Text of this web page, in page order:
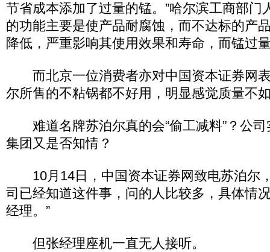
节省成本添加了过量的锰。”哈尔滨工商部门
的功能主要是使产品耐腐蚀，而不达标的产
降低，严重影响其使用效果和寿命，而锰过
而北京一位消费者亦对中国资本证券网表
尔所售的不粘锅都不好用，明显感觉质量不
难道名牌苏泊尔真的会“偷工减料”？公司
集团又是否知情？
10月14日，中国资本证券网致电苏泊尔
司已经知道这件事，问的人比较多，具体情
经理。”
但张经理座机一直无人接听。